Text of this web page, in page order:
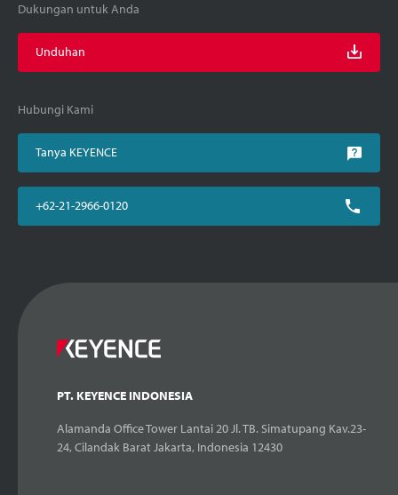
Dukungan untuk Anda
Unduhan
Hubungi Kami
Tanya KEYENCE
+62-21-2966-0120
PT. KEYENCE INDONESIA
Alamanda Office Tower Lantai 20 Jl. TB. Simatupang Kav.23-
24, Cilandak Barat Jakarta, Indonesia 12430